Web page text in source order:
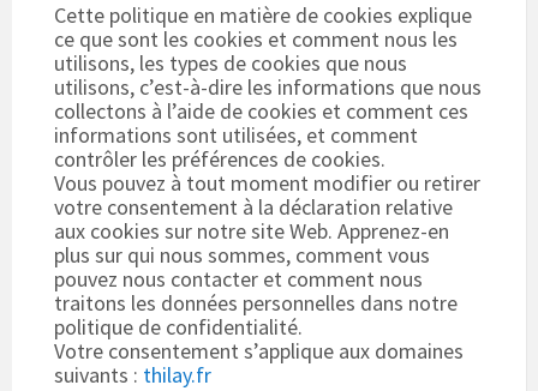
Cette politique en matière de cookies explique
ce que sont les cookies et comment nous les
utilisons, les types de cookies que nous
utilisons, c’est-à-dire les informations que nous
collectons à l’aide de cookies et comment ces
informations sont utilisées, et comment
contrôler les préférences de cookies.
Vous pouvez à tout moment modifier ou retirer
votre consentement à la déclaration relative
aux cookies sur notre site Web. Apprenez-en
plus sur qui nous sommes, comment vous
pouvez nous contacter et comment nous
traitons les données personnelles dans notre
politique de confidentialité.
Votre consentement s’applique aux domaines
suivants : thilay.fr